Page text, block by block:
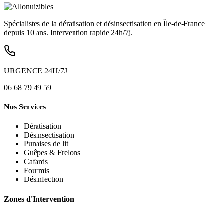
Spécialistes de la dératisation et désinsectisation en Île-de-France
depuis 10 ans. Intervention rapide 24h/7j.
URGENCE 24H/7J
06 68 79 49 59
Nos Services
Dératisation
Désinsectisation
Punaises de lit
Guêpes & Frelons
Cafards
Fourmis
Désinfection
Zones d'Intervention